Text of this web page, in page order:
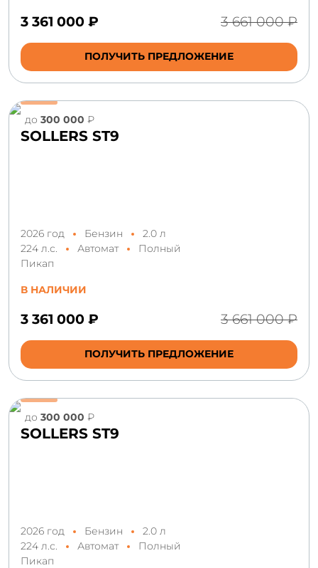
3 361 000 ₽ 3 661 000 ₽
ПОЛУЧИТЬ ПРЕДЛОЖЕНИЕ
до 300 000 ₽
SOLLERS ST9
2026 год Бензин
2.0 л
224 л.с.
Автомат
Полный
Пикап
В НАЛИЧИИ
3 361 000 ₽ 3 661 000 ₽
ПОЛУЧИТЬ ПРЕДЛОЖЕНИЕ
до 300 000 ₽
SOLLERS ST9
2026 год Бензин
2.0 л
224 л.с.
Автомат
Полный
Пикап